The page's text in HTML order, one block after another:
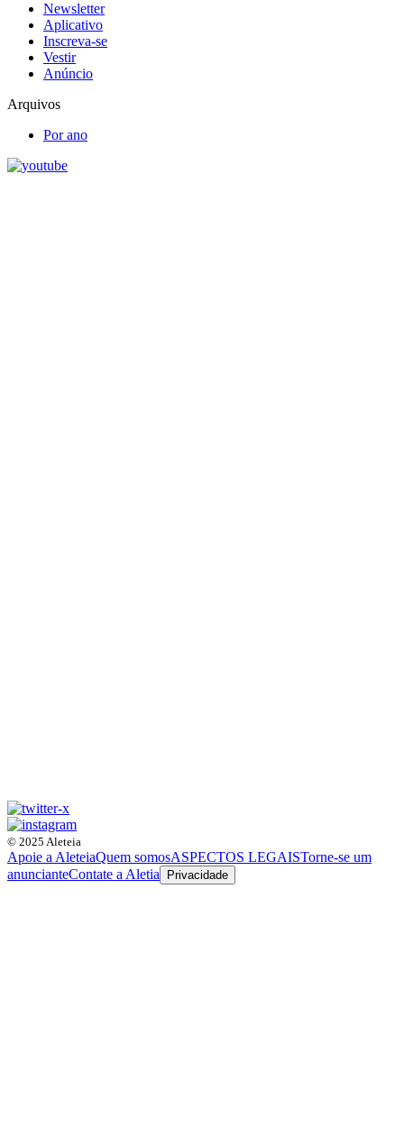
Newsletter
Aplicativo
Inscreva-se
Vestir
Anúncio
Arquivos
Por ano
© 2025 Aleteia
Apoie a AleteiaQuem somosASPECTOS LEGAISTorne-se um
anuncianteContate a Aletia Privacidade